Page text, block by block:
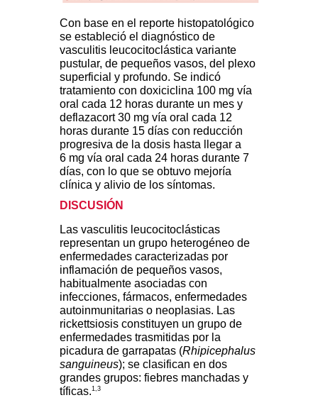
Con base en el reporte histopatológico
se estableció el diagnóstico de
vasculitis leucocitoclástica variante
pustular, de pequeños vasos, del plexo
superficial y profundo. Se indicó
tratamiento con doxiciclina 100 mg vía
oral cada 12 horas durante un mes y
deflazacort 30 mg vía oral cada 12
horas durante 15 días con reducción
progresiva de la dosis hasta llegar a
6 mg vía oral cada 24 horas durante 7
días, con lo que se obtuvo mejoría
clínica y alivio de los síntomas.
DISCUSIÓN
Las vasculitis leucocitoclásticas
representan un grupo heterogéneo de
enfermedades caracterizadas por
inflamación de pequeños vasos,
habitualmente asociadas con
infecciones, fármacos, enfermedades
autoinmunitarias o neoplasias. Las
rickettsiosis constituyen un grupo de
enfermedades trasmitidas por la
picadura de garrapatas (Rhipicephalus
sanguineus); se clasifican en dos
grandes grupos: fiebres manchadas y
tíficas.1,3